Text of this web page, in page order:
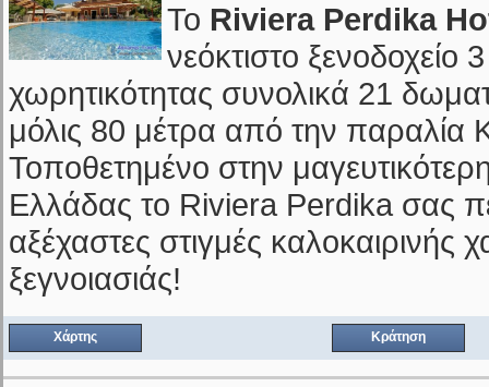
Το Riviera Perdika
νεόκτιστο ξενοδοχείο
χωρητικότητας συνολικά 21
μόλις 80 μέτρα από την παραλία
Τοποθετημένο στην
Ελλάδας το Riviera Perdika σας
αξέχαστες στιγμές καλοκαιρινής
ξεγνοιασιάς!
Χάρτης Κράτηση